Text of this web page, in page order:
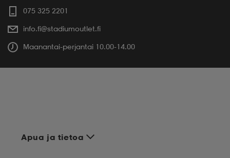
075 325 2201
info.fi@stadiumoutlet.fi
Maanantai-perjantai 10.00-14.00
Apua ja tietoa